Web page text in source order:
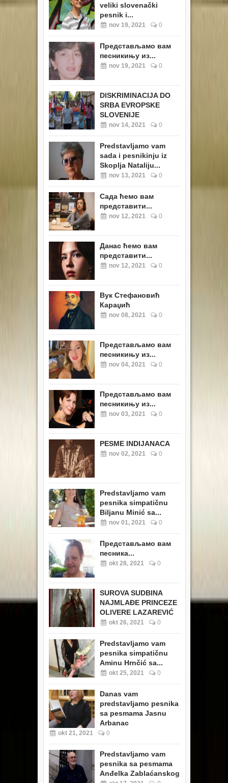
veliki slovenački
pesnik i...
nov 19, 2021 0
Представљамо вам
песникињу из...
nov 19, 2021 0
DISKRIMINACIJA DO
SRBA EVROPSKE
SLOVENIJE
nov 14, 2021 0
Predstavljamo vam
sada i pesnikinju iz
Skoplja Nataliju...
nov 13, 2021 0
Сада ћемо вам
представити...
nov 12, 2021 0
Данас ћемо вам
представити...
nov 12, 2021 0
Вук Стефановић
Караџић
nov 08, 2021 0
Представљамо вам
песникињу из...
nov 04, 2021 0
Представљамо вам
песникињу из...
nov 03, 2021 0
PESME INDIJANACA
nov 02, 2021 0
Predstavljamo vam
pesnika simpatičnu
Biljanu Minić sa...
nov 01, 2021 0
Представљамо вам
песника...
okt 28, 2021 0
SUROVA SUDBINA
NAJMLAĐE PRINCEZE
OLIVERE LAZAREVIĆ
okt 26, 2021 0
Predstavljamo vam
pesnika simpatičnu
Aminu Hrnčić sa...
okt 25, 2021 0
Danas vam
predstavljamo pesnika
sa pesmama Jasnu
Arbanac
okt 21, 2021 0
Predstavljamo vam
pesnika sa pesmama
Anđelka Zablaćanskog